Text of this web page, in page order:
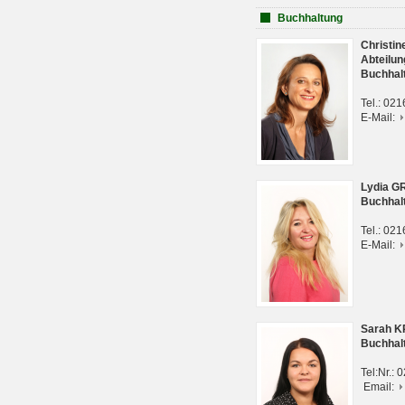
Buchhaltung
Tel.:
E-Mail:
Lydia
Tel.:
E-Mail:
Sarah
Tel:Nr.:
Email: